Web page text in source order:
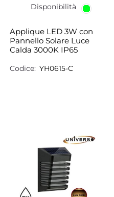
Disponibilità
Applique LED 3W con
Pannello Solare Luce
Calda 3000K IP65
Codice: YH0615-C